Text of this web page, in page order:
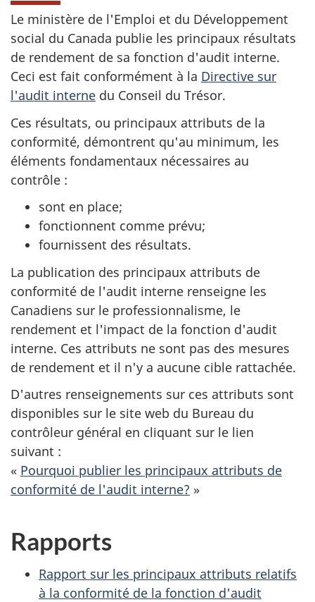
Le ministère de l'Emploi et du Développement
social du Canada publie les principaux résultats
de rendement de sa fonction d'audit interne.
Ceci est fait conformément à la Directive sur
l'audit interne du Conseil du Trésor.
Ces résultats, ou principaux attributs de la
conformité, démontrent qu'au minimum, les
éléments fondamentaux nécessaires au
contrôle :
sont en place;
fonctionnent comme prévu;
fournissent des résultats.
La publication des principaux attributs de
conformité de l'audit interne renseigne les
Canadiens sur le professionnalisme, le
rendement et l'impact de la fonction d'audit
interne. Ces attributs ne sont pas des mesures
de rendement et il n'y a aucune cible rattachée.
D'autres renseignements sur ces attributs sont
disponibles sur le site web du Bureau du
contrôleur général en cliquant sur le lien
suivant :
« Pourquoi publier les principaux attributs de
conformité de l'audit interne? »
Rapports
Rapport sur les principaux attributs relatifs
à la conformité de la fonction d'audit